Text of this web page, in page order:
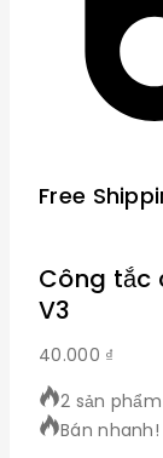
Free
Công tắc
V3
40.000 ₫
2 sản
Bán